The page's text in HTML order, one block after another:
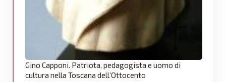
Gino Capponi. Patriota, pedagogista e uomo di
cultura nella Toscana dell’Ottocento